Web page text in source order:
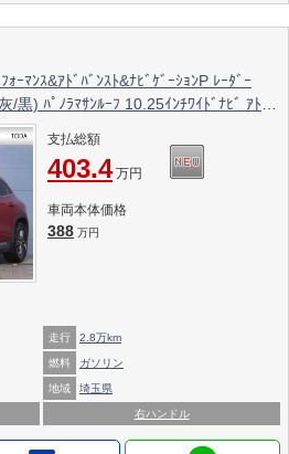
ﾏﾝｽ&ｱﾄﾞﾊﾞﾝｽﾄ&ﾅﾋﾞｹﾞｰｼｮﾝP ﾚｰﾀﾞｰ
) ﾊﾟﾉﾗﾏｻﾝﾙｰﾌ 10.25ｲﾝﾁﾜｲﾄﾞﾅﾋﾞ ｱﾄﾞ
ﾗ ﾌｯﾄﾄﾗﾝｸ ﾏﾙﾁﾋﾞｰﾑLED 2年保証付
支払総額
403.4 万円
車両本体価格
388 万円
走行 2.8万km
燃料 ガソリン
地域 埼玉県
右ハンドル